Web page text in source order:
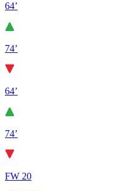
64’
74’
64’
74’
FW 20